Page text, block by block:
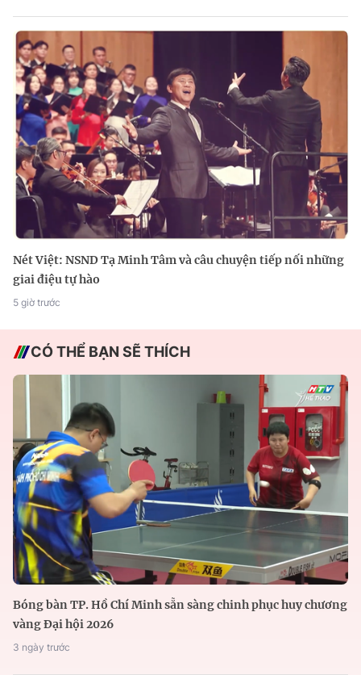
Nét Việt: NSND Tạ Minh Tâm và câu chuyện tiếp nối những
giai điệu tự hào
5 giờ trước
CÓ THỂ BẠN SẼ THÍCH
Bóng bàn TP. Hồ Chí Minh sẵn sàng chinh phục huy chương
vàng Đại hội 2026
3 ngày trước